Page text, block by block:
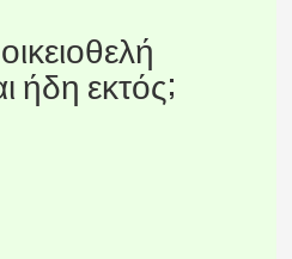
ήδη εκτός;